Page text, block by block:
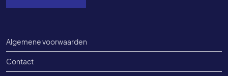
Voet onderkant
Algemene voorwaarden
Contact